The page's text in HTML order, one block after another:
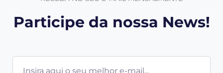
Participe da nossa News!